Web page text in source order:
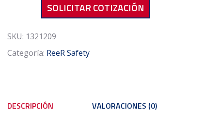
SOLICITAR COTIZACIÓN
SKU: 1321209
Categoría: ReeR Safety
DESCRIPCIÓN VALORACIONES (0)